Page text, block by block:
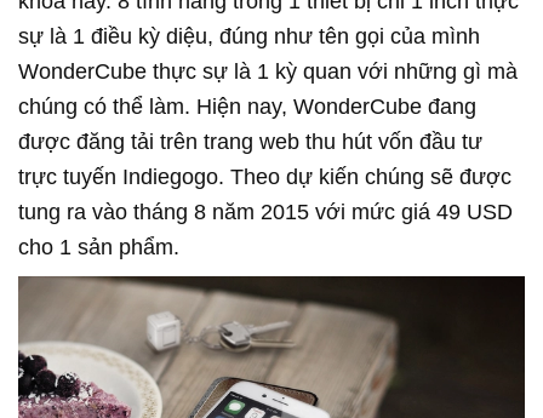
sự là 1 điều kỳ diệu, đúng như tên gọi của mình
WonderCube thực sự là 1 kỳ quan với những gì mà
chúng có thể làm. Hiện nay, WonderCube đang
được đăng tải trên trang web thu hút vốn đầu tư
trực tuyến Indiegogo. Theo dự kiến chúng sẽ được
tung ra vào tháng 8 năm 2015 với mức giá 49 USD
cho 1 sản phẩm.